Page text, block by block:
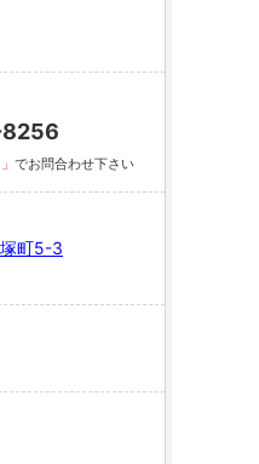
でお問合わせ下さい
町5-3